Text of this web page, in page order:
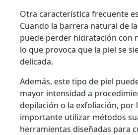
Otra característica frecuente
Cuando la barrera natural de
puede perder hidratación con
lo que provoca que la piel se
delicada.
Además, este tipo de piel
mayor intensidad a
depilación o la exfoliación, por
importante utilizar métodos
herramientas diseñadas para